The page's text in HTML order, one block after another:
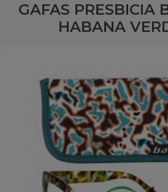
GAFAS PRESBICIA
HABANA